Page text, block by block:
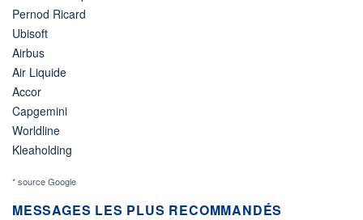
Pernod Ricard
Ubisoft
Airbus
Air Liquide
Accor
Capgemini
Worldline
Kleaholding
* source Google
MESSAGES LES PLUS RECOMMANDÉS